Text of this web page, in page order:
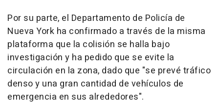
Por su parte, el Departamento de Policía de
Nueva York ha confirmado a través de la misma
plataforma que la colisión se halla bajo
investigación y ha pedido que se evite la
circulación en la zona, dado que "se prevé tráfico
denso y una gran cantidad de vehículos de
emergencia en sus alrededores".